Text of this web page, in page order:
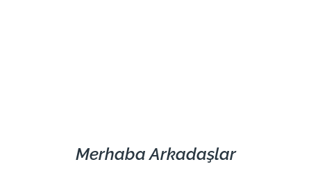
Merhaba Arkadaşlar